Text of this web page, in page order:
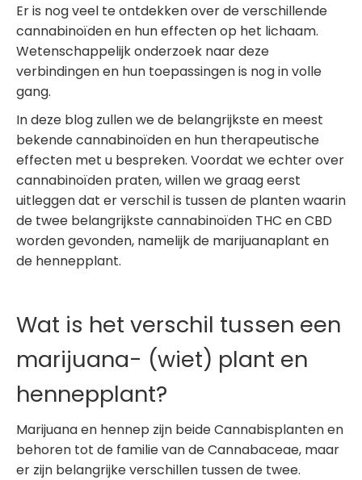
Er is nog veel te ontdekken over de verschillende
cannabinoïden en hun effecten op het lichaam.
Wetenschappelijk onderzoek naar deze
verbindingen en hun toepassingen is nog in volle
gang.
In deze blog zullen we de belangrijkste en meest
bekende cannabinoïden en hun therapeutische
effecten met u bespreken. Voordat we echter over
cannabinoïden praten, willen we graag eerst
uitleggen dat er verschil is tussen de planten waarin
de twee belangrijkste cannabinoïden THC en CBD
worden gevonden, namelijk de marijuanaplant en
de hennepplant.
Wat is het verschil tussen een
marijuana- (wiet) plant en
hennepplant?
Marijuana en hennep zijn beide Cannabisplanten en
behoren tot de familie van de Cannabaceae, maar
er zijn belangrijke verschillen tussen de twee.